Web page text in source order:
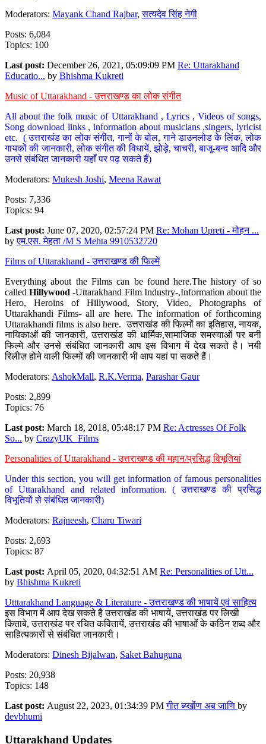
Moderators: Mayank Chand Rajbar,सत्यदेव सिंह नेगी
Posts: 6,084
Topics: 100
Last post: December 26, 2021, 05:09:09 PM Re: Uttarakhand
Educatio... by Bhishma Kukreti
Music of Uttarakhand - उत्तराखण्ड का लोक संगीत
All about the folk music of Uttarakhand , Lyrics , Videos of songs,
Song download links , information about musicians ,singers, lyricist
etc. ( उत्तराखंड का लोक संगीत, गानों के बोल, गाने डाउनलोड के लिंक, लोक
गायकों की जानकारी, लोक संगीत की विधायें, झोड़े, चाचरी, बाजू-बन्द आदि और
उनसे संबंधित जानकारी यहाँ पर पढ़ सकते हैं)
Moderators: Mukesh Joshi, Meena Rawat
Posts: 7,336
Topics: 94
Last post: June 07, 2020, 02:57:24 PM Re: Mohan Upreti - मोहन ...
byएम.एस. मेहता /M S Mehta 9910532720
Films of Uttarakhand - उत्तराखण्ड की फिल्में
Everything about the Films can be found here.The history of so
calledHillywood-Uttarakhand Film Industry-,Information about the
Hero, Heroins of Hillywood, Story, Video, Photographs of
Uttarakhandi Films- all are here. The information of forthcoming
Uttarakhandi films is also here. उत्तराखंड की फिल्मों का इतिहास, नायक,
नायिकाओं की जानकारी, उत्तराखंड की धार्मिक,सामाजिक समस्याओं पर बनी
फिल्मे और उनसे संबंधित जानकारी आप इस विभाग में देख सकते है। नयी
रिलीज़ होने वाली फिल्मों की जानकारी भी आप यहां पा सकते हैं।
Moderators: AshokMall, R.K.Verma, Parashar Gaur
Posts: 2,899
Topics: 76
Last post: March 18, 2018, 05:48:17 PM Re: Actresses Of Folk
So... by CrazyUK_Films
Personalities of Uttarakhand - उत्तराखण्ड की महान/प्रसिद्ध विभूतियां
Under this section, you will get information of famous personalities
of Uttarakhand and related information. ( उत्तराखण्ड की प्रसिद्ध
विभूतियों से संबंधित जानकारी)
Moderators: Rajneesh, Charu Tiwari
Posts: 2,693
Topics: 87
Last post: April 05, 2020, 04:32:51 AM Re: Personalities of Utt...
by Bhishma Kukreti
Utttarakhand Language & Literature - उत्तराखण्ड की भाषायें एवं साहित्य
इस विभाग में आप देख सकते है उत्तराखंड की भाषायें, उत्तराखंड पर लिखी
किताबे, उत्तराखंड पर रचित कवितायें, उत्तराखंड की भाषाओं के कठिन शब्द और
साहित्यकारों से संबंधित जानकारी।
Moderators: Dinesh Bijalwan, Saket Bahuguna
Posts: 20,938
Topics: 148
Last post: August 22, 2023, 01:34:39 PMगीत ब्य्खोंण अब जाणि by
devbhumi
Uttarakhand Updates